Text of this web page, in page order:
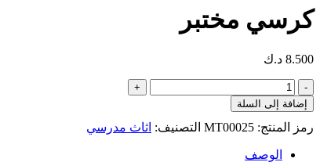
كرسي مختبر
8.500 د.ك
كمية
كرسي
مختبر
إضافة إلى السلة
رمز المنتج: MT00025 التصنيف: اثاث مدرسي
الوصف